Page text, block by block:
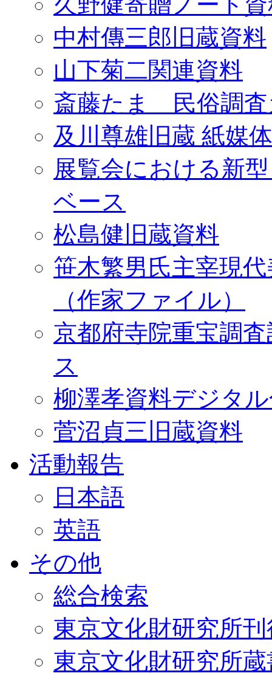
中村傳三郎旧蔵資料
山下菊二関連資料
斎藤たま 民俗調査
及川尊雄旧蔵 紙媒
展覧会における新
ベース
松島健旧蔵資料
笹木繁男氏主宰現
（作家ファイル）
京都府寺院重宝調
ス
柳澤孝資料デジタ
菅沼貞三旧蔵資料
活動報告
日本語
英語
その他
総合検索
東京文化財研究所
東京文化財研究所